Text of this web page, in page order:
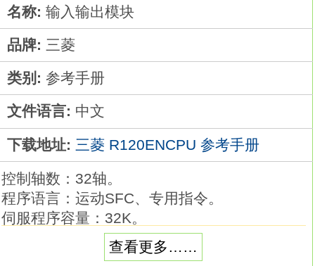
名称: 输入输出模块
品牌: 三菱
类别: 参考手册
文件语言: 中文
下载地址: 三菱 R120ENCPU 参考手册
控制轴数：32轴。
程序语言：运动SFC、专用指令。
伺服程序容量：32K。
定位点数：6400（可间接指定）。
伺服放大器连接方式：SSCNETⅢ/H（2系
查看更多……